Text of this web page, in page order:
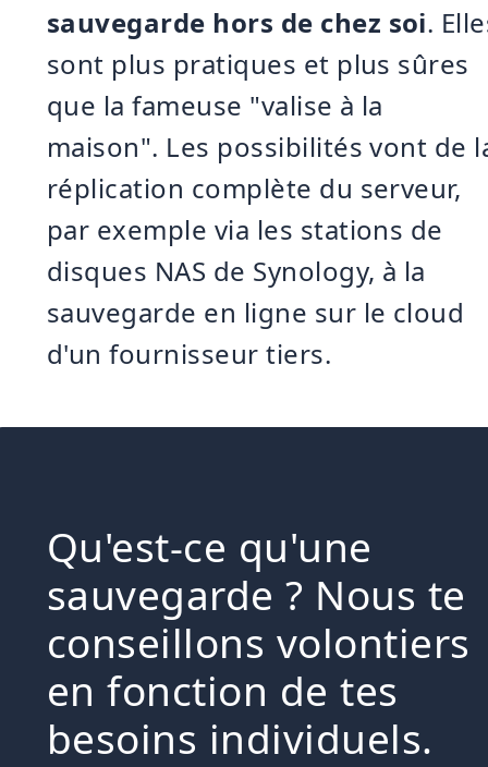
sauvegarde hors de chez soi.
sont plus pratiques et plus sûres
que la fameuse "valise à la
maison". Les possibilités vont de
réplication complète du serveur,
par exemple via les stations de
disques NAS de Synology, à la
sauvegarde en ligne sur le cloud
d'un fournisseur tiers.
Qu'est-ce qu'une
sauvegarde ? Nous te
conseillons volontiers
en fonction de tes
besoins individuels.